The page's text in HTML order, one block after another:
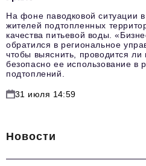
На фоне паводковой ситуации
жителей подтопленных
качества питьевой воды.
обратился в региональное
чтобы выяснить, проводится ли
безопасно ее использование в
подтоплений.
31 июля 14:59
Новости